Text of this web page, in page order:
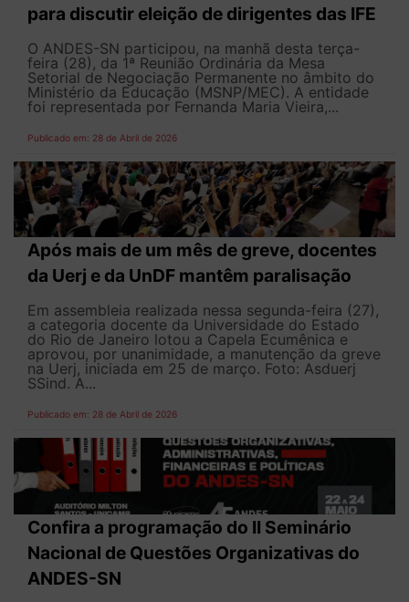
para discutir eleição de dirigentes das IFE
O ANDES-SN participou, na manhã desta terça-
feira (28), da 1ª Reunião Ordinária da Mesa
Setorial de Negociação Permanente no âmbito do
Ministério da Educação (MSNP/MEC). A entidade
foi representada por Fernanda Maria Vieira,...
Publicado em: 28 de Abril de 2026
Após mais de um mês de greve, docentes
da Uerj e da UnDF mantêm paralisação
Em assembleia realizada nessa segunda-feira (27),
a categoria docente da Universidade do Estado
do Rio de Janeiro lotou a Capela Ecumênica e
aprovou, por unanimidade, a manutenção da greve
na Uerj, iniciada em 25 de março. Foto: Asduerj
SSind. A...
Publicado em: 28 de Abril de 2026
Confira a programação do II Seminário
Nacional de Questões Organizativas do
ANDES-SN